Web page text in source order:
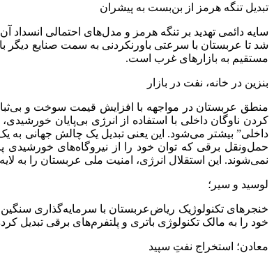
تبدیل تنگه هرمز از بن‌بست به پیشران
سایه دائمی تهدید بر تنگه هرمز و مدل‌های احتمالی
شد تا عربستان با سرعتی باورنکردنی به سمت صنایع دیگر
مستقیم به بازارهای غرب است.
بنزین در خانه، نفت در بازار
منطق عربستان در مواجهه با افزایش قیمت سوخت و
کردن ناوگان داخلی با استفاده از انرژی بی‌پایان
داخلی” بیشتر می‌شود. این یعنی تبدیل یک چالش جهانی به
حمل‌ونقل برقی که توان خود را از نیروگاه‌های
نمی‌شوند. این استقلال انرژی، امنیت ملی عربستان را به
لوسید و سیر؛
خنجرهای تکنولوژیک ریاض
خود را به مالک تکنولوژی باتری و پلتفرم‌های برقی تبدیل
معادن؛ استخراج نفتِ سپید